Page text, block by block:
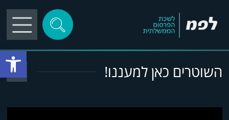
פתח
השוטרים כאן למעננו!